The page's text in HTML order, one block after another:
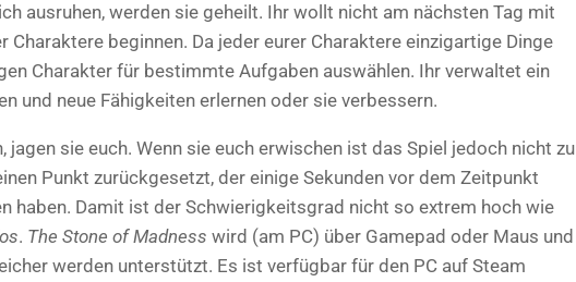
ausruhen, werden sie geheilt. Ihr wollt nicht am nächsten Tag mit
beginnen. Da jeder eurer Charaktere einzigartige Dinge
Charakter für bestimmte Aufgaben auswählen. Ihr verwaltet ein
und neue Fähigkeiten erlernen oder sie verbessern.
jagen sie euch. Wenn sie euch erwischen ist das Spiel jedoch nicht zu
Punkt zurückgesetzt, der einige Sekunden vor dem Zeitpunkt
haben. Damit ist der Schwierigkeitsgrad nicht so extrem hoch wie
. The Stone of Madness wird (am PC) über Gamepad oder Maus und
werden unterstützt. Es ist verfügbar für den PC auf Steam